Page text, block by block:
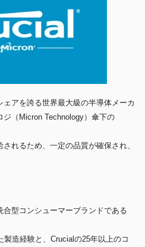
アを誇る世界最大級の半導体メーカ
（Micron Technology）傘下の
れるため、一定の品質が確保され、
型コンシューマーブランドである
造経験と、Crucialの25年以上のコ